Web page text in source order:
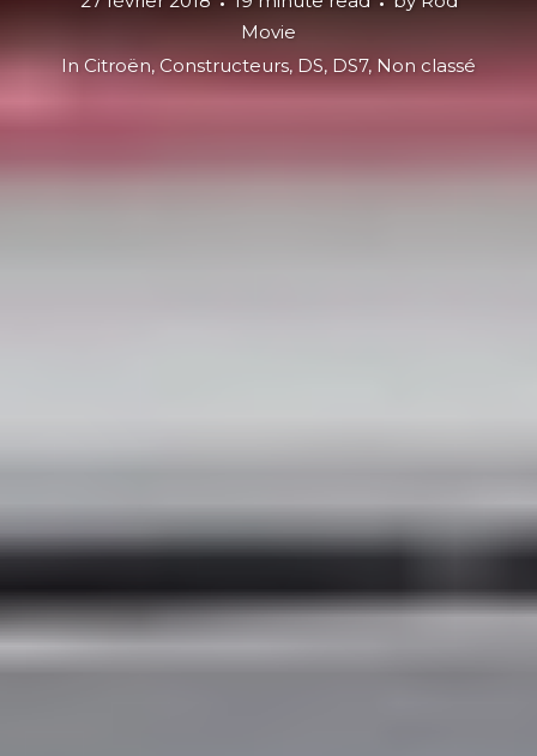
Movie
In Citroën, Constructeurs, DS, DS7, Non classé